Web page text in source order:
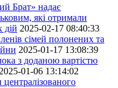
Брат» надає
які отримали
дій 2025-02-17 08:40:33
сімей полонених та
2025-01-17 13:08:39
з доданою вартістю
2025-01-06 13:14:02